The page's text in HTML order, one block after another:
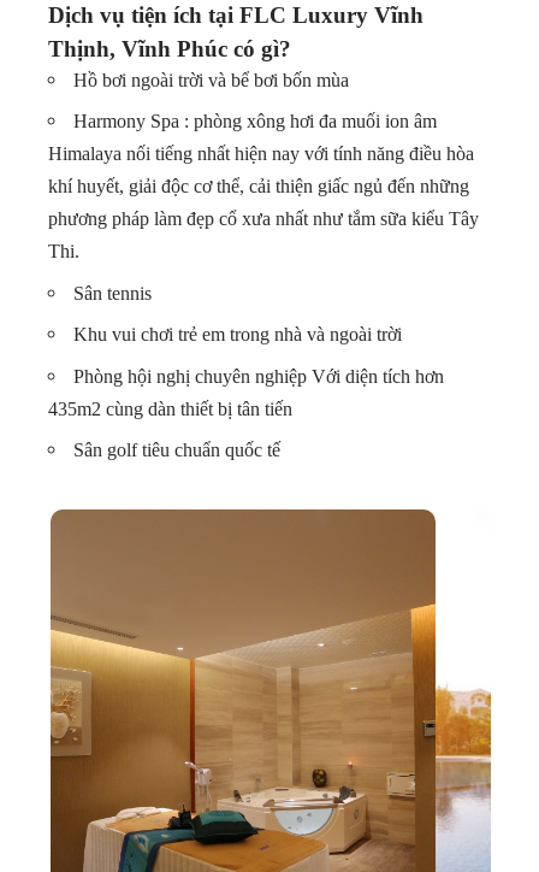
Dịch vụ tiện ích tại FLC Luxury Vĩnh
Thịnh, Vĩnh Phúc có gì?
Hồ bơi ngoài trời và bể bơi bốn mùa
Harmony Spa : phòng xông hơi đa muối ion âm
Himalaya nối tiếng nhất hiện nay với tính năng điều hòa
khí huyết, giải độc cơ thể, cải thiện giấc ngủ đến những
phương pháp làm đẹp cổ xưa nhất như tắm sữa kiểu Tây
Thi.
Sân tennis
Khu vui chơi trẻ em trong nhà và ngoài trời
Phòng hội nghị chuyên nghiệp Với diện tích hơn
435m2 cùng dàn thiết bị tân tiến
Sân golf tiêu chuẩn quốc tế